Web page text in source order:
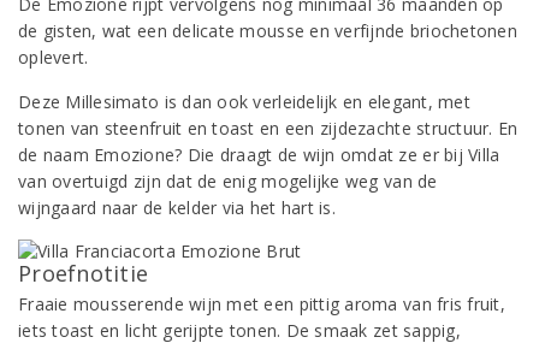
de gisten, wat een delicate mousse en verfijnde briochetonen
oplevert.
Deze Millesimato is dan ook verleidelijk en elegant, met
tonen van steenfruit en toast en een zijdezachte structuur. En
de naam Emozione? Die draagt de wijn omdat ze er bij Villa
van overtuigd zijn dat de enig mogelijke weg van de
wijngaard naar de kelder via het hart is.
Proefnotitie
Fraaie mousserende wijn met een pittig aroma van fris fruit,
iets toast en licht gerijpte tonen. De smaak zet sappig,